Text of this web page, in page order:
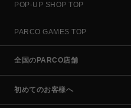
POP-UP SHOP TOP
PARCO GAMES TOP
全国のPARCO店舗
初めてのお客様へ